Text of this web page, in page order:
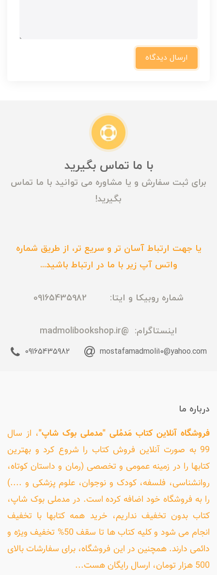
ارسال دیدگاه
با ما تماس بگیرید
برای ثبت سفارش و یا مشاوره می توانید با ما تماس
بگیرید!
یا جهت ارتباط آسان تر و سریع تر، از طریق شماره
واتس آپ زیر با ما در ارتباط باشید...
شماره روبیکا و ایتا: 09165435982
اینستاگرام: @madmolibookshop.ir
mostafamadmoli10@yahoo.com
09165435982
درباره ما
فروشگاه آنلاین کتاب مَدمُلی "مدملی بوک شاپ"، از سال
99 به صورت آنلاین فروش کتاب را شروع کرد و بهترین
کتابها را در زمینه عمومی و تخصصی (رمان و داستان کوتاه،
روانشناسی، فلسفه، کودک و نوجوان، علوم پزشکی و ....)
را به فروشگاه خود اضافه کرده است. در مدملی بوک شاپ،
کتاب بدون تخفیف نداریم، خرید همه کتابها با تخفیف
انجام می شود و کلیه کتاب ها تا سقف 50% تخفیف ویژه و
دائمی دارند. همچنین در این فروشگاه، برای سفارشات بالای
500 هزار تومان، ارسال رایگان هست...